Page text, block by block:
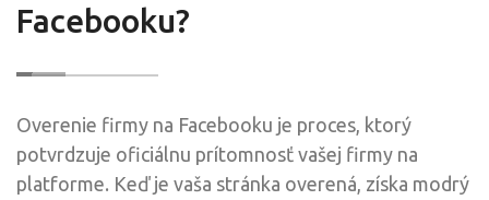
Facebooku?
Overenie firmy na Facebooku je proces, ktorý
potvrdzuje oficiálnu prítomnosť vašej firmy na
platforme. Keď je vaša stránka overená, získa modrý